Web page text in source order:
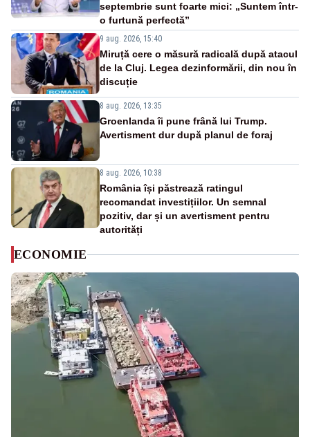
septembrie sunt foarte mici: „Suntem într-
o furtună perfectă”
9 aug. 2026, 15:40
Miruță cere o măsură radicală după atacul
de la Cluj. Legea dezinformării, din nou în
discuție
8 aug. 2026, 13:35
Groenlanda îi pune frână lui Trump.
Avertisment dur după planul de foraj
8 aug. 2026, 10:38
România își păstrează ratingul
recomandat investițiilor. Un semnal
pozitiv, dar și un avertisment pentru
autorități
ECONOMIE